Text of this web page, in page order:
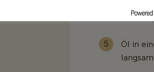
steife
Öl in